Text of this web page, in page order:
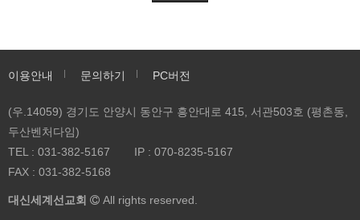
이용안내 문의하기 PC버전
(우.14059) 경기도 안양시 동안구 흥안대로 415, 서관503호 (평촌동,
두산벤처다임)
TEL : 031-382-5167 IP : 070-8235-5167
FAX : 031-382-5168
대신세계선교회 All rights reserved.